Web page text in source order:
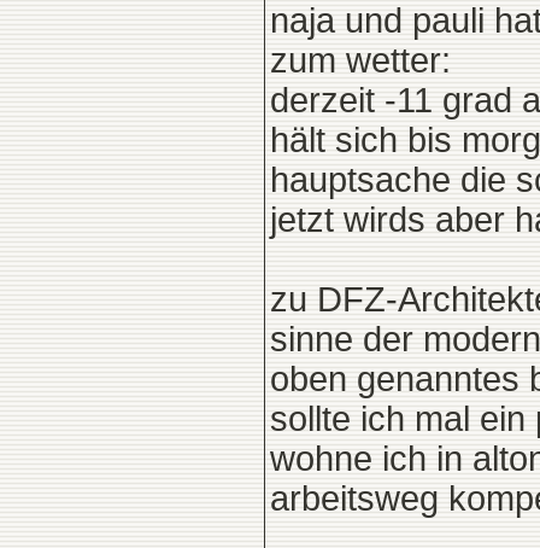
naja und pauli
zum wetter:
derzeit -11 grad
hält sich bis
hauptsache die
jetzt wirds aber
zu DFZ-
sinne der
oben genanntes
sollte ich mal
wohne ich in
arbeitsweg